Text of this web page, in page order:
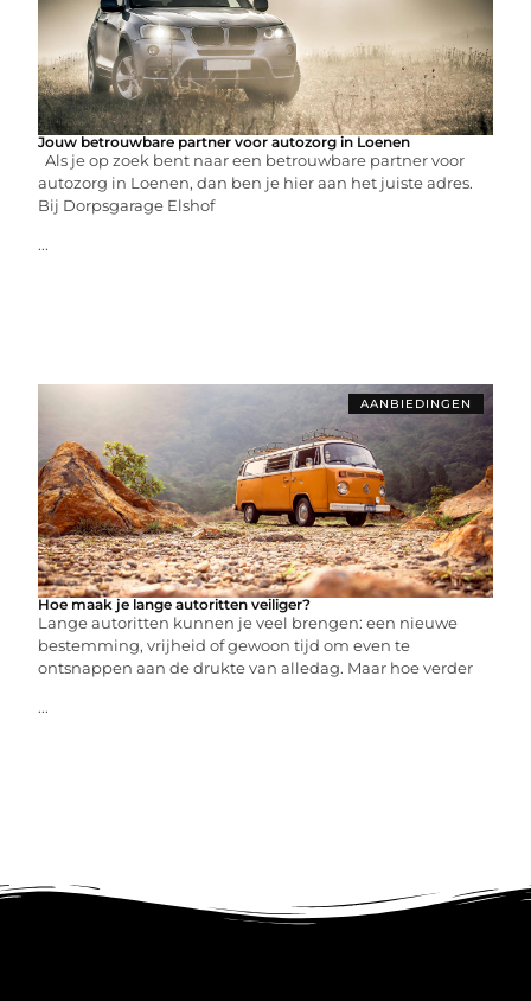
Jouw betrouwbare partner voor autozorg in Loenen
Als je op zoek bent naar een betrouwbare partner voor
autozorg in Loenen, dan ben je hier aan het juiste adres.
Bij Dorpsgarage Elshof
...
AANBIEDINGEN
Hoe maak je lange autoritten veiliger?
Lange autoritten kunnen je veel brengen: een nieuwe
bestemming, vrijheid of gewoon tijd om even te
ontsnappen aan de drukte van alledag. Maar hoe verder
...